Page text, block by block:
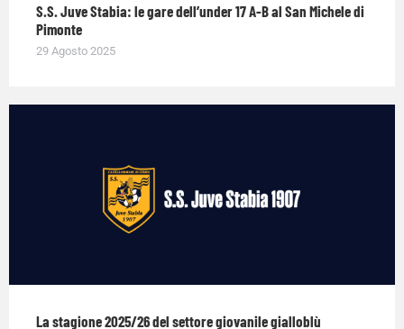
S.S. Juve Stabia: le gare dell’under 17 A-B al San Michele di
Pimonte
29 Agosto 2025
La stagione 2025/26 del settore giovanile gialloblù